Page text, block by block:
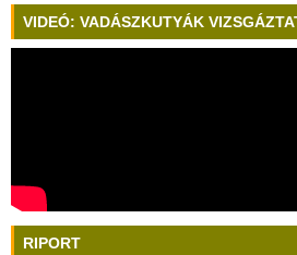
VIDEÓ: VADÁSZKUTYÁK
RIPORT